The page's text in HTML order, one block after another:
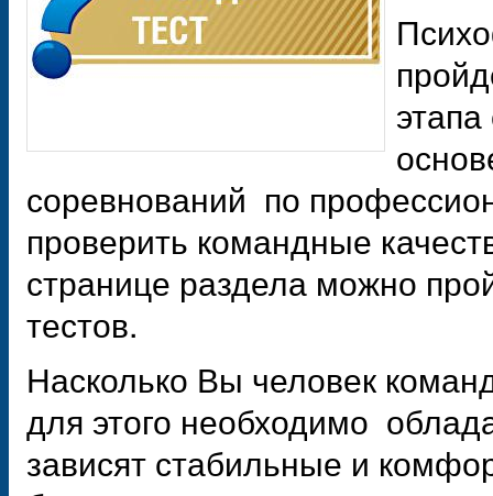
соревнований по
проверить командные
странице раздела можно
тестов.
Насколько Вы человек
для этого необходимо
зависят стабильные и